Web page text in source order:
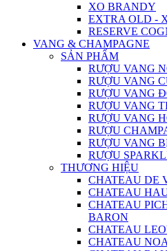
XO BRANDY
EXTRA OLD -
RESERVE
VANG & CHAMPAGNE
SẢN PHẨM
RƯỢU VANG
RƯỢU VANG
RƯỢU VANG
RƯỢU VANG
RƯỢU VANG
RƯỢU
RƯỢU VANG
RƯỢU
THƯƠNG HIỆU
CHATEAU DE
CHATEAU
CHATEAU
BARON
CHATEAU
CHATEAU